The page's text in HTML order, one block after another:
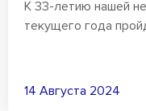
К 33-летию нашей
текущего года
14 Августа 2024